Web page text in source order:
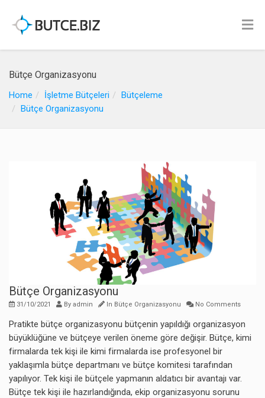
Bütçe Organizasyonu
Home İşletme Bütçeleri
Bütçeleme
Bütçe Organizasyonu
Bütçe Organizasyonu
31/10/2021 By admin In Bütçe Organizasyonu No Comments
Pratikte bütçe organizasyonu bütçenin yapıldığı organizasyon
büyüklüğüne ve bütçeye verilen öneme göre değişir. Bütçe, kimi
firmalarda tek kişi ile kimi firmalarda ise profesyonel bir
yaklaşımla bütçe departmanı ve bütçe komitesi tarafından
yapılıyor. Tek kişi ile bütçele yapmanın aldatıcı bir avantajı var.
Bütçe tek kişi ile hazırlandığında, ekip organizasyonu sorunu